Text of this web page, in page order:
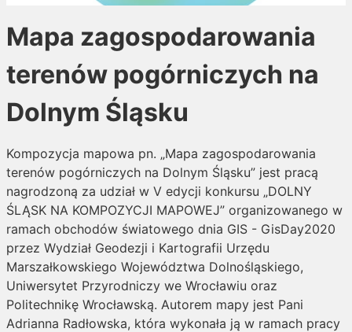
Mapa zagospodarowania
terenów pogórniczych na
Dolnym Śląsku
Kompozycja mapowa pn. „Mapa zagospodarowania
terenów pogórniczych na Dolnym Śląsku” jest pracą
nagrodzoną za udział w V edycji konkursu „DOLNY
ŚLĄSK NA KOMPOZYCJI MAPOWEJ” organizowanego w
ramach obchodów światowego dnia GIS - GisDay2020
przez Wydział Geodezji i Kartografii Urzędu
Marszałkowskiego Województwa Dolnośląskiego,
Uniwersytet Przyrodniczy we Wrocławiu oraz
Politechnikę Wrocławską. Autorem mapy jest Pani
Adrianna Radłowska, która wykonała ją w ramach pracy